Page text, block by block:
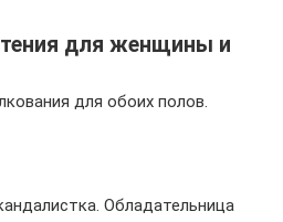
для женщины и
для обоих полов.
Обладательница